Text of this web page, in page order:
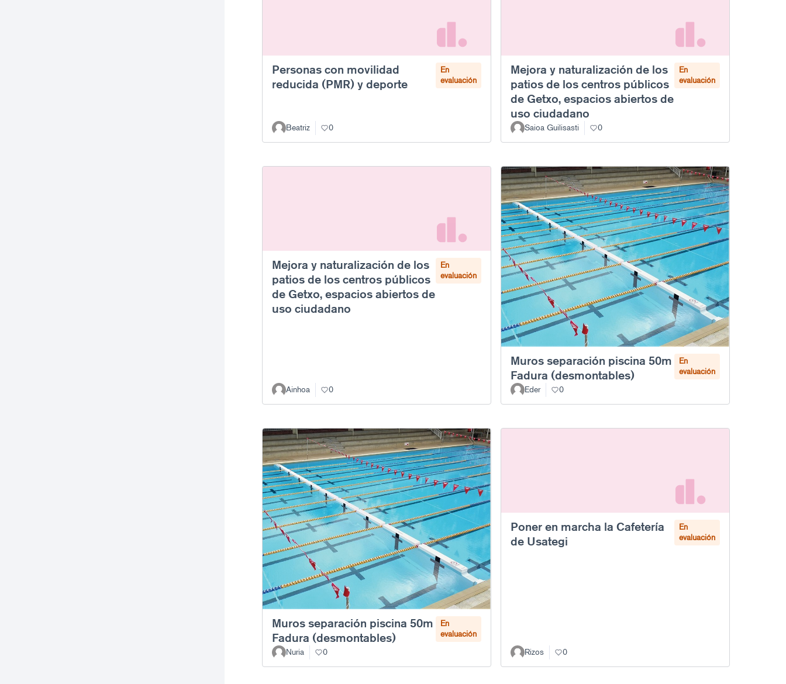
Personas con movilidad
reducida (PMR) y deporte
En
evaluación
Beatriz 0
Mejora y naturalización de los
patios de los centros públicos
de Getxo, espacios abiertos de
uso ciudadano
En
evaluación
Saioa Guilisasti 0
Mejora y naturalización de los
patios de los centros públicos
de Getxo, espacios abiertos de
uso ciudadano
En
evaluación
Ainhoa 0
Muros separación piscina 50m
Fadura (desmontables)
En
evaluación
Eder
0
Muros separación piscina 50m
Fadura (desmontables)
En
evaluación
Nuria
0
Poner en marcha la Cafetería
de Usategi
En
evaluación
Rizos 0